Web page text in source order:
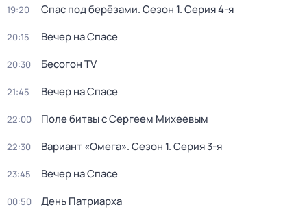
19:20 Спас под берёзами. Сезон 1. Серия 4-я
20:15 Вечер на Спасе
20:30 Бесогон TV
21:45 Вечер на Спасе
22:00 Поле битвы с Сергеем Михеевым
22:30 Вариант «Омега». Сезон 1. Серия 3-я
23:45 Вечер на Спасе
00:50 День Патриарха